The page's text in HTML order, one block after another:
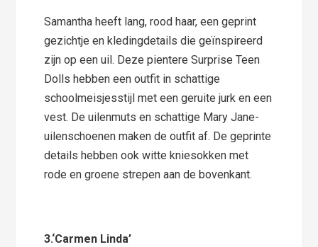
Samantha heeft lang, rood haar, een geprint
gezichtje en kledingdetails die geïnspireerd
zijn op een uil. Deze pientere Surprise Teen
Dolls hebben een outfit in schattige
schoolmeisjesstijl met een geruite jurk en een
vest. De uilenmuts en schattige Mary Jane-
uilenschoenen maken de outfit af. De geprinte
details hebben ook witte kniesokken met
rode en groene strepen aan de bovenkant.
3.‘Carmen Linda’